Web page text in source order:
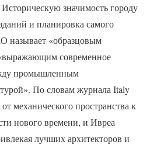
значимость городу
и планировка самого
«образцовым
современное
промышленным
По словам журнала Italy
механического пространства к
нового времени, и Ивреа
лучших архитекторов и